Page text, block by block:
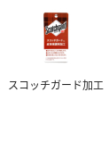
スコッチガード加工